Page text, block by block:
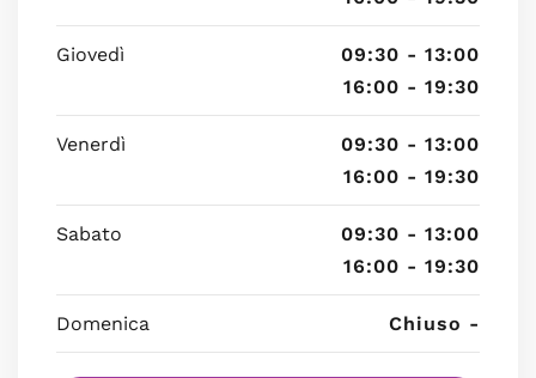
Giovedì
09:30 - 13:00
16:00 - 19:30
Venerdì
09:30 - 13:00
16:00 - 19:30
Sabato
09:30 - 13:00
16:00 - 19:30
Domenica Chiuso -